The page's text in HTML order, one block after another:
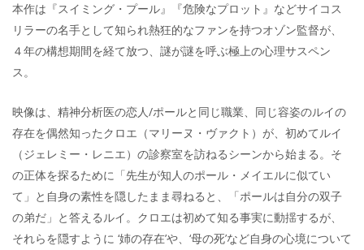
本作は『スイミング・プール』『危険なプロット』などサイコス
リラーの名手として知られ熱狂的なファンを持つオゾン監督が、
４年の構想期間を経て放つ、謎が謎を呼ぶ極上の心理サスペン
ス。
映像は、精神分析医の恋人/ポールと同じ職業、同じ容姿のルイの
存在を偶然知ったクロエ（マリーヌ・ヴァクト）が、初めてルイ
（ジェレミー・レニエ）の診察室を訪ねるシーンから始まる。そ
の正体を探るために「先生が知人のポール・メイエルに似てい
て」と自身の素性を隠したまま尋ねると、「ポールは自分の双子
の弟だ」と答えるルイ。クロエは初めて知る事実に動揺するが、
それらを隠すように ‘姉の存在’や、‘母の死’など自身の心境について